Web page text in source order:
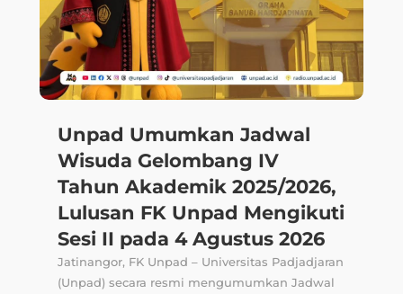
Perpustakaan Unpad
Permudah Layanan Cek
Similaritas Turnitin melalui
Platform Kandaga
Jul 21
Jatinangor, FK Unpad – Fakultas Kedokteran
Universitas Padjadjaran (FK Unpad)